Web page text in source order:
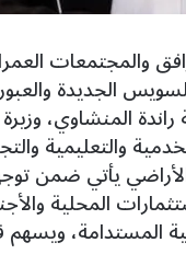
والمجتمعات
المنشاوي،
والتعليمية
يأتي ضمن
المحلية
المستدامة،